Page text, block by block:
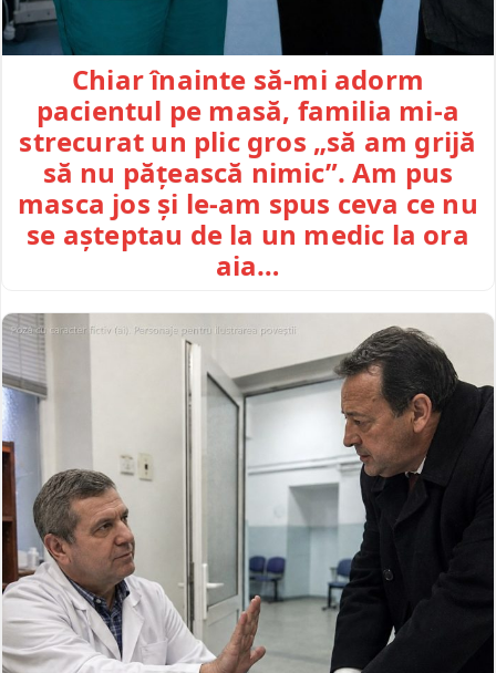
Chiar înainte să-mi adorm
pacientul pe masă, familia mi-a
strecurat un plic gros „să am grijă
să nu pățească nimic”. Am pus
masca jos și le-am spus ceva ce nu
se așteptau de la un medic la ora
aia…